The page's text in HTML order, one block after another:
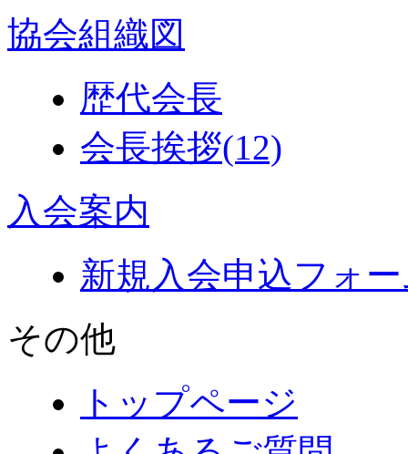
協会組織図
歴代会長
会長挨拶(12)
入会案内
新規入会申込フォ
その他
トップページ